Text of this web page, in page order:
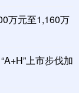
万元至1,160万
上市步伐加